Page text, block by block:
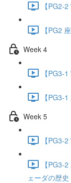
【PG2-
【PG2
Week 4
【PG3-
【PG3-
Week 5
【PG3-
【PG3-
ェーダの歴